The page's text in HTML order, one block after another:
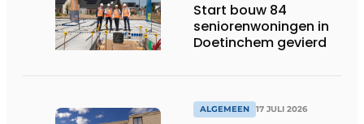
Start bouw 84
seniorenwoningen in
Doetinchem gevierd
ALGEMEEN 17 JULI 2026